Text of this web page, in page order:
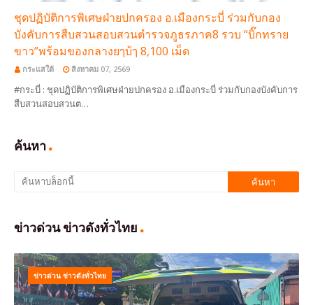
ชุดปฏิบัติการพิเศษฝ่ายปกครอง อ.เมืองกระบี่ ร่วมกับกอง
บังคับการสืบสวนสอบสวนตำรวจภูธรภาค8 รวบ “บิ๊กทราย
ขาว”พร้อมของกลางยๅบ้ๅ 8,100 เม็ด
กระแสใต้ สิงหาคม 07, 2569
#กระบี่ : ชุดปฏิบัติการพิเศษฝ่ายปกครอง อ.เมืองกระบี่ ร่วมกับกองบังคับการ
สืบสวนสอบสวนต…
ค้นหา
ข่าวด่วน ข่าวดังทั่วไทย
ข่าวด่วน ข่าวดังทั่วไทย